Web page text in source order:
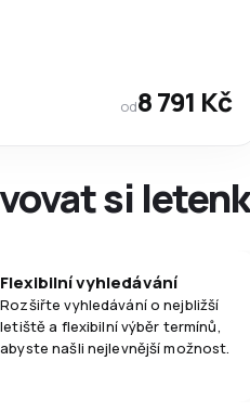
od8 791 Kč
si
Flexibilní vyhledávání
Rozšiřte vyhledávání o nejbližší
letiště a flexibilní výběr termínů,
abyste našli nejlevnější možnost.